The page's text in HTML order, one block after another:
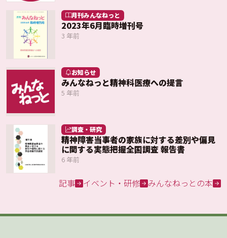
月刊みんなねっと
2023年6月臨時増刊号
3 年前
お知らせ
みんなねっと精神科医療への提言
5 年前
調査・研究
精神障害当事者の家族に対する差別や偏見
に関する実態把握全国調査 報告書
6 年前
記事 イベント・研修 みんなねっとの本